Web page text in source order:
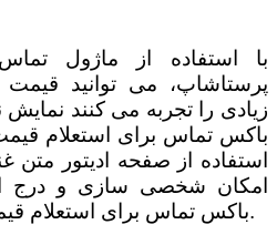
با استفاده از ماژول
پرستاشاپ، می توانید
زیادی را تجربه می کنند
باکس تماس برای استعلام
استفاده از صفحه ادیتور متن
امکان شخصی سازی و درج
باکس تماس برای استعلام قیمت پرستاشاپ وجود دارد.